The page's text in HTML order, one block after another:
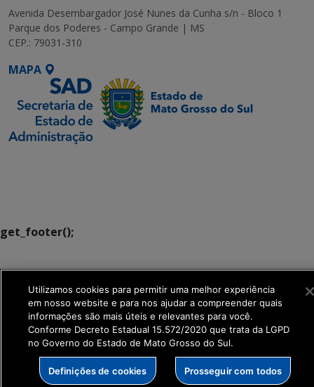
Avenida Desembargador José Nunes da Cunha s/n - Bloco 1
Parque dos Poderes - Campo Grande | MS
CEP.: 79031-310
MAPA
get_footer();
Utilizamos cookies para permitir uma melhor experiência
em nosso website e para nos ajudar a compreender quais
informações são mais úteis e relevantes para você.
Conforme Decreto Estadual 15.572/2020 que trata da LGPD
no Governo do Estado de Mato Grosso do Sul.
Definições de cookies Prosseguir com todos